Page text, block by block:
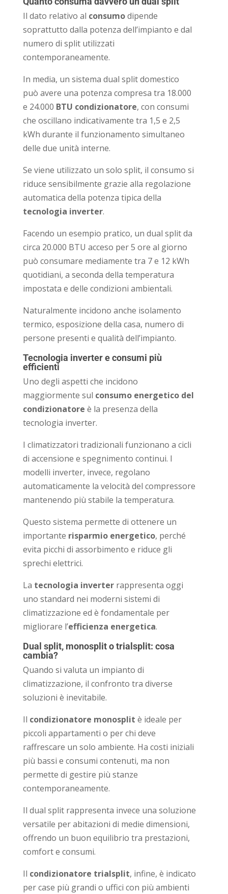
Il dato relativo al consumodipende
soprattutto dalla potenza dell’impianto e dal
numero di split utilizzati
contemporaneamente.
In media, un sistema dual split domestico
può avere una potenza compresa tra 18.000
e 24.000 BTU condizionatore, con consumi
che oscillano indicativamente tra 1,5 e 2,5
kWh durante il funzionamento simultaneo
delle due unità interne.
Se viene utilizzato un solo split, il consumo si
riduce sensibilmente grazie alla regolazione
automatica della potenza tipica della
tecnologia inverter.
Facendo un esempio pratico, un dual split da
circa 20.000 BTU acceso per 5 ore al giorno
può consumare mediamente tra 7 e 12 kWh
quotidiani, a seconda della temperatura
impostata e delle condizioni ambientali.
Naturalmente incidono anche isolamento
termico, esposizione della casa, numero di
persone presenti e qualità dell’impianto.
Tecnologia inverter e consumi più
efficienti
Uno degli aspetti che incidono
maggiormente sul consumo energetico del
condizionatore è la presenza della
tecnologia inverter.
I climatizzatori tradizionali funzionano a cicli
di accensione e spegnimento continui. I
modelli inverter, invece, regolano
automaticamente la velocità del compressore
mantenendo più stabile la temperatura.
Questo sistema permette di ottenere un
importante risparmio energetico, perché
evita picchi di assorbimento e riduce gli
sprechi elettrici.
La tecnologia inverterrappresenta oggi
uno standard nei moderni sistemi di
climatizzazione ed è fondamentale per
migliorare l’efficienza energetica.
Dual split, monosplit o trialsplit: cosa
cambia?
Quando si valuta un impianto di
climatizzazione, il confronto tra diverse
soluzioni è inevitabile.
Il condizionatore monosplit è ideale per
piccoli appartamenti o per chi deve
raffrescare un solo ambiente. Ha costi iniziali
più bassi e consumi contenuti, ma non
permette di gestire più stanze
contemporaneamente.
Il dual split rappresenta invece una soluzione
versatile per abitazioni di medie dimensioni,
offrendo un buon equilibrio tra prestazioni,
comfort e consumi.
Il condizionatore trialsplit, infine, è indicato
per case più grandi o uffici con più ambienti